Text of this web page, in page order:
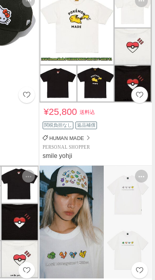
¥25,800送料込
関税負担なし 返品補償
HUMAN MADE
PERSONAL SHOPPER
smile yohji